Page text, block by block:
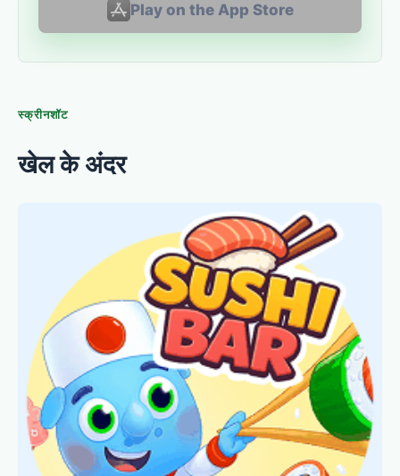
Play on the App Store
स्क्रीनशॉट
खेल के अंदर